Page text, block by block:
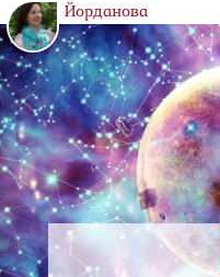
Йорданова